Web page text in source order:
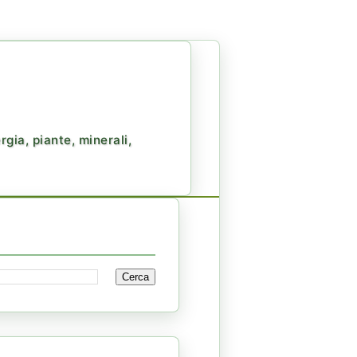
piante, minerali,